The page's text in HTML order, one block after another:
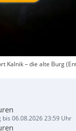
Kalnik – die alte Burg
06.08.2026 23:59 Uhr